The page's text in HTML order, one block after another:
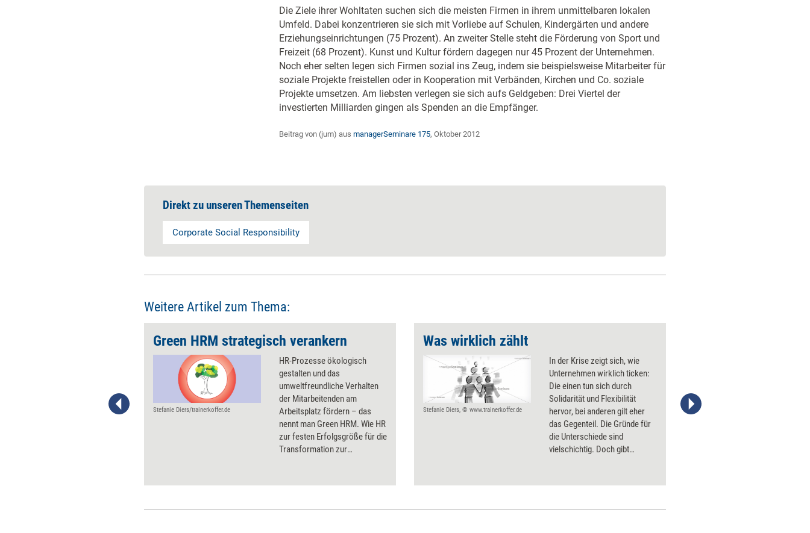
Die Ziele ihrer Wohltaten suchen sich die meisten Firmen in ihrem unmittelbaren lokalen
Umfeld. Dabei konzentrieren sie sich mit Vorliebe auf Schulen, Kindergärten und andere
Erziehungseinrichtungen (75 Prozent). An zweiter Stelle steht die Förderung von Sport und
Freizeit (68 Prozent). Kunst und Kultur fördern dagegen nur 45 Prozent der Unternehmen.
Noch eher selten legen sich Firmen sozial ins Zeug, indem sie beispielsweise Mitarbeiter für
soziale Projekte freistellen oder in Kooperation mit Verbänden, Kirchen und Co. soziale
Projekte umsetzen. Am liebsten verlegen sie sich aufs Geldgeben: Drei Viertel der
investierten Milliarden gingen als Spenden an die Empfänger.
Beitrag von (jum) aus managerSeminare 175, Oktober 2012
Direkt zu unseren Themenseiten
Corporate Social Responsibility
Weitere Artikel zum Thema:
Green HRM strategisch verankern
Stefanie Diers/trainerkoffer.de
HR-Prozesse ökologisch
gestalten und das
umweltfreundliche Verhalten
der Mitarbeitenden am
Arbeitsplatz fördern – das
nennt man Green HRM. Wie HR
zur festen Erfolgsgröße für die
Transformation zur
Was wirklich zählt
Stefanie Diers, © www.trainerkoffer.de
In der Krise zeigt sich, wie
Unternehmen wirklich ticken:
Die einen tun sich durch
Solidarität und Flexibilität
hervor, bei anderen gilt eher
das Gegenteil. Die Gründe für
die Unterschiede sind
vielschichtig. Doch gibt
dass ein Unternehmen in
herausholen kann.